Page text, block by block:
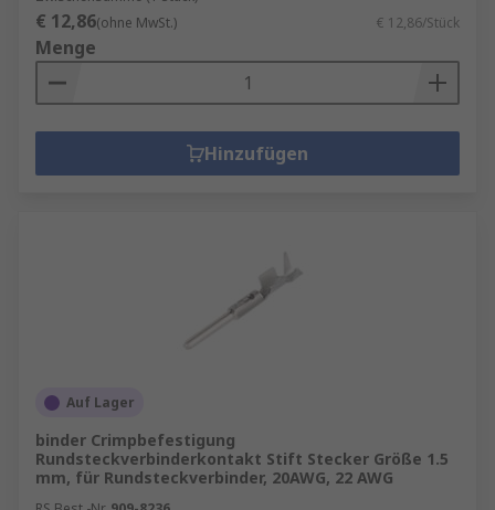
€ 12,86(ohne MwSt.) € 12,86/Stück
Menge
Hinzufügen
Auf Lager
binder Crimpbefestigung
Rundsteckverbinderkontakt Stift Stecker Größe 1.5
mm, für Rundsteckverbinder, 20AWG, 22 AWG